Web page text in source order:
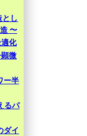
とし
〜
化
微
ー半
るパ
ダイ